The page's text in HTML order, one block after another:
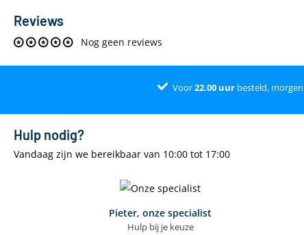
Maximale lengte ski's dakkoffer (cm)
Montage eigenschappen
Maximale breedte dakdragers (MM)
Minimale afstand tussen dragervoeten (CM)
Maximale afstand tussen dakdragers (CM)
Minimale afstand tussen dakdragers (CM)
Reviews
Nog geen reviews
Voor22.00uurbesteld, morgen
Hulp nodig?
Vandaag zijn we bereikbaar van 10:00 tot 17:00
Pieter, onze specialist
Hulp bij je keuze